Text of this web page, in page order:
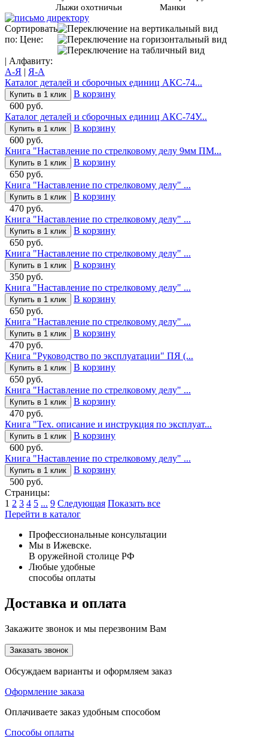
Лыжи охотничьи
Манки
Сортировать
по: Цене:
| Алфавиту:
А-Я | Я-А
Каталог деталей и сборочных единиц АКС-74...
Купить в 1 клик
В корзину
600 руб.
Каталог деталей и сборочных единиц АКС-74У...
Купить в 1 клик
В корзину
600 руб.
Книга "Наставление по стрелковому делу 9мм ПМ...
Купить в 1 клик
В корзину
650 руб.
Книга "Наставление по стрелковому делу" ...
Купить в 1 клик
В корзину
470 руб.
Книга "Наставление по стрелковому делу" ...
Купить в 1 клик
В корзину
650 руб.
Книга "Наставление по стрелковому делу" ...
Купить в 1 клик
В корзину
350 руб.
Книга "Наставление по стрелковому делу" ...
Купить в 1 клик
В корзину
650 руб.
Книга "Наставление по стрелковому делу" ...
Купить в 1 клик
В корзину
470 руб.
Книга "Руководство по эксплуатации" ПЯ (...
Купить в 1 клик
В корзину
650 руб.
Книга "Наставление по стрелковому делу" ...
Купить в 1 клик
В корзину
470 руб.
Книга "Тех. описание и инструкция по эксплуат...
Купить в 1 клик
В корзину
600 руб.
Книга "Наставление по стрелковому делу" ...
Купить в 1 клик
В корзину
500 руб.
Страницы:
1 2 3 4 5 ... 9 Следующая Показать все
Перейти в каталог
Профессиональные консультации
Мы в Ижевске.
В оружейной столице РФ
Любые удобные
способы оплаты
Доставка и оплата
Закажите звонок и мы перезвоним Вам
Заказать звонок
Обсуждаем варианты и оформляем заказ
Оформление заказа
Оплачиваете заказ удобным способом
Способы оплаты